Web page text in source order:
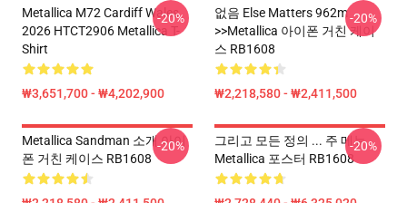
Metallica M72 Cardiff Wales
2026 HTCT2906 Metallica T-
Shirt
₩3,651,700 - ₩4,202,900
-20%
없음 Else Matters 962m
>>metallica 아이폰 거친 케이
스 RB1608
₩2,218,580 - ₩2,411,500
-20%
Metallica Sandman 소개 아이
폰 거친 케이스 RB1608
-20%
그리고 모든 정의 ... 주 메뉴
Metallica 포스터 RB1608
-20%